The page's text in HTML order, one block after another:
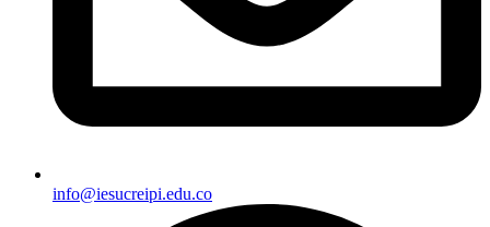
info@iesucreipi.edu.co